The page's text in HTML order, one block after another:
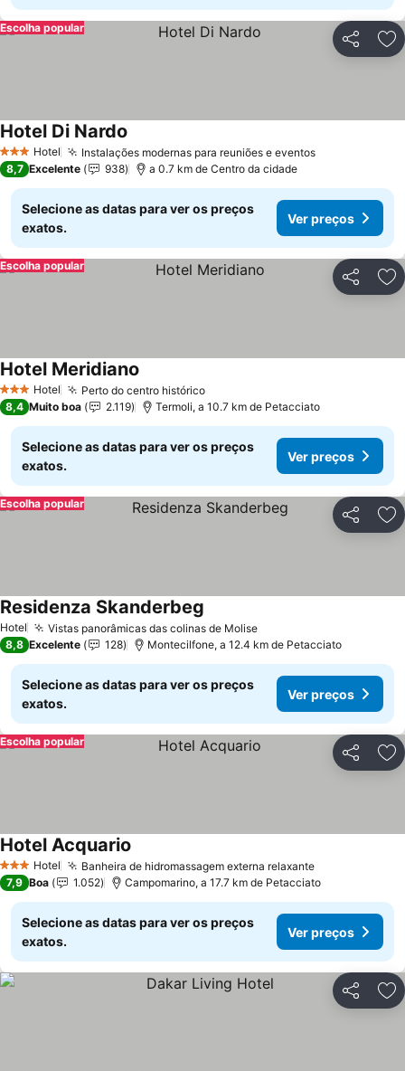
Partilhar
Escolha popular
3 EstrelasHotel Instalações modernas para reuniões e eventosVer preços
Hotel Di Nardo
8,7 Excelente 938 a 0.7 km de Centro da cidade
Selecione as datas para ver os preços
exatos.
Ver preços
Partilhar
Escolha popular
3 EstrelasHotel Perto do centro históricoVer preços
Hotel Meridiano
8,4 Muito boa 2.119 Termoli, a 10.7 km de Petacciato
Selecione as datas para ver os preços
exatos.
Ver preços
Partilhar
Escolha popular
Hotel Vistas panorâmicas das colinas de MoliseVer preços
Residenza Skanderbeg
8,8 Excelente 128 Montecilfone, a 12.4 km de Petacciato
Selecione as datas para ver os preços
exatos.
Ver preços
Partilhar
Escolha popular
3 EstrelasHotel Banheira de hidromassagem externa relaxanteVer preços
Hotel Acquario
7,9 Boa 1.052 Campomarino, a 17.7 km de Petacciato
Selecione as datas para ver os preços
exatos.
Ver preços
Partilhar